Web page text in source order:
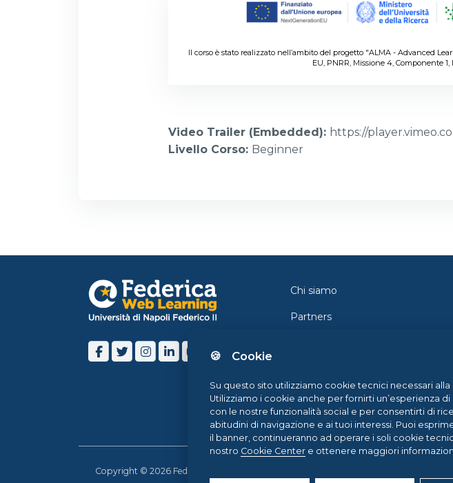
Il corso è stato realizzato nell’ambito del progetto "ALMA - Advanced
EU, PNRR, Missione 4, Componente
Video Trailer (Embedded): https://
Livello Corso: Beginner
Chi siamo
Partners
Blog
Help Center
Copyright © 2026 Federica Weblearning, all rights reserved. | Federica Weblearning
🍪 Cookie
Su questo sito utilizziamo cookie tecnici necessari
Utilizziamo i cookie anche per fornirti un’esperienza
con le nostre funzionalità social e per consentirti di
abitudini di navigazione e ai tuoi interessi. Puoi
il banner, continueranno ad operare i soli cookie
nostro Cookie Center e ottenere maggiori